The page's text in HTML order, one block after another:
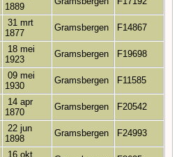
1889
31 mrt
1877
Gramsbergen F14867
18 mei
1923
Gramsbergen F19698
09 mei
1930
Gramsbergen F11585
14 apr
1870
Gramsbergen F20542
22 jun
1898
Gramsbergen F24993
16 okt